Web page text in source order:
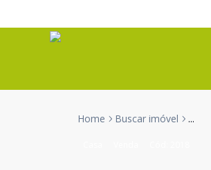
Home Buscar imóvel ...